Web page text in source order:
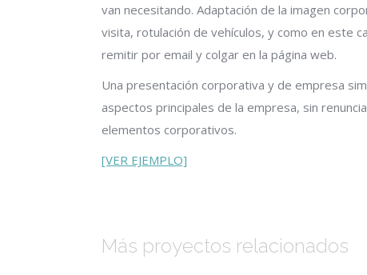
van necesitando. Adaptación de la imagen
visita, rotulación de vehículos, y como en este
remitir por email y colgar en la página web.
Una presentación corporativa y de empresa
aspectos principales de la empresa, sin
elementos corporativos.
[VER EJEMPLO]
Más proyectos relacionados